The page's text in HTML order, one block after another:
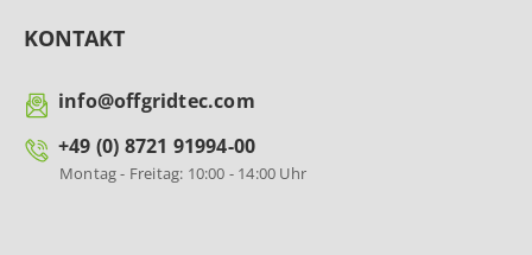
KONTAKT
info@offgridtec.com
+49 (0) 8721 91994-00
Montag - Freitag: 10:00 - 14:00 Uhr